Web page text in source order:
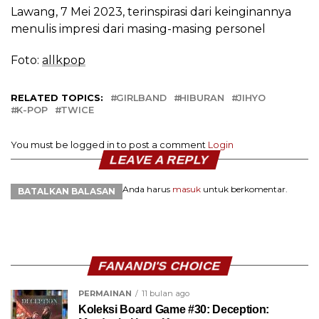
Lawang, 7 Mei 2023, terinspirasi dari keinginannya
menulis impresi dari masing-masing personel
Foto: allkpop
RELATED TOPICS: GIRLBAND HIBURAN
JIHYO
K-POP
TWICE
You must be logged in to post a comment Login
LEAVE A REPLY
BATALKAN BALASAN Anda harus masuk untuk berkomentar.
FANANDI'S CHOICE
PERMAINAN 11 bulan ago
Koleksi Board Game #30: Deception: